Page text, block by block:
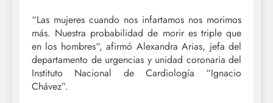
“Las mujeres cuando nos infartamos nos morimos
más. Nuestra probabilidad de morir es triple que
en los hombres“, afirmó Alexandra Arias, jefa del
departamento de urgencias y unidad coronaria del
Instituto Nacional de Cardiología “Ignacio
Chávez”.